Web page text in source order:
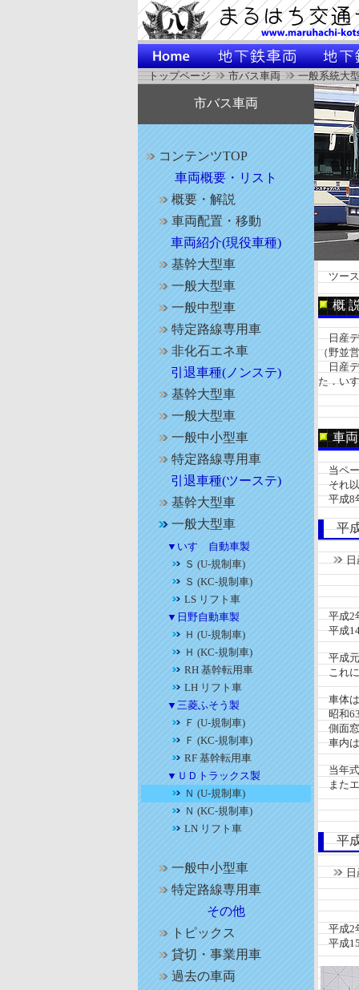
トップページ 市バス車両 一般系統大
市バス車両
コンテンツTOP
車両概要・リスト
概要・解説
車両配置・移動
車両紹介(現役車種)
基幹大型車
一般大型車
一般中型車
特定路線専用車
非化石エネ車
引退車種(ノンステ)
基幹大型車
一般大型車
一般中小型車
特定路線専用車
引退車種(ツーステ)
基幹大型車
一般大型車
▼いすゞ自動車製
Ｓ (U-規制車)
Ｓ (KC-規制車)
LS リフト車
▼日野自動車製
Ｈ (U-規制車)
Ｈ (KC-規制車)
RH 基幹転用車
LH リフト車
▼三菱ふそう製
Ｆ (U-規制車)
Ｆ (KC-規制車)
RF 基幹転用車
▼ＵＤトラックス製
Ｎ (U-規制車)
Ｎ (KC-規制車)
LN リフト車
一般中小型車
特定路線専用車
その他
トピックス
貸切・事業用車
過去の車両
ツース
概
日産デ
（野並
日産デ
た．い
車両
当ペー
それ以
平成8
平
日
機関
座
平成2年
平成14
平成元
これに
車体は
昭和
側面窓
車内は
当年式
またエ
平
機関
座
平成2
平成15